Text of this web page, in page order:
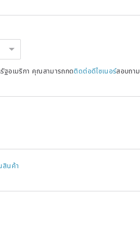
ฐอเมริกา คุณสามารถกดติดต่อดีไซเนอร์สอบถาม
สินค้า